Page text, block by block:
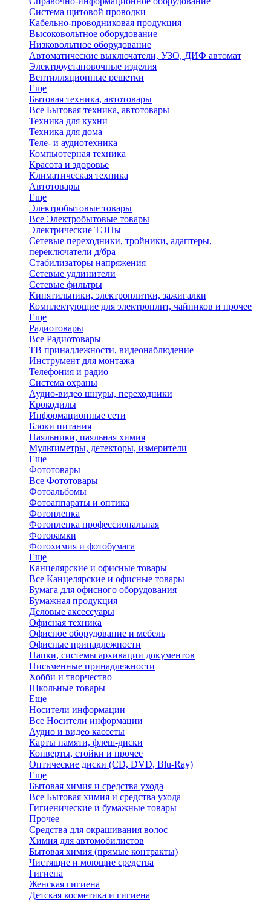
Система щитовой проводки
Кабельно-проводниковая продукция
Высоковольтное оборудование
Низковольтное оборудование
Автоматические выключатели, УЗО, ДИФ автомат
Электроустановочные изделия
Вентилляционные решетки
Еще
Бытовая техника, автотовары
Все Бытовая техника, автотовары
Техника для кухни
Техника для дома
Теле- и аудиотехника
Компьютерная техника
Красота и здоровье
Климатическая техника
Автотовары
Еще
Электробытовые товары
Все Электробытовые товары
Электрические ТЭНы
Сетевые переходники, тройники, адаптеры,
переключатели д/бра
Стабилизаторы напряжения
Сетевые удлинители
Сетевые фильтры
Кипятильники, электроплитки, зажигалки
Комплектующие для электроплит, чайников и прочее
Еще
Радиотовары
Все Радиотовары
ТВ принадлежности, видеонаблюдение
Инструмент для монтажа
Телефония и радио
Система охраны
Аудио-видео шнуры, переходники
Крокодилы
Информационные сети
Блоки питания
Паяльники, паяльная химия
Мультиметры, детекторы, измерители
Еще
Фототовары
Все Фототовары
Фотоальбомы
Фотоаппараты и оптика
Фотопленка
Фотопленка профессиональная
Фоторамки
Фотохимия и фотобумага
Еще
Канцелярские и офисные товары
Все Канцелярские и офисные товары
Бумага для офисного оборудования
Бумажная продукция
Деловые аксессуары
Офисная техника
Офисное оборудование и мебель
Офисные принадлежности
Папки, системы архивации документов
Письменные принадлежности
Хобби и творчество
Школьные товары
Еще
Носители информации
Все Носители информации
Аудио и видео кассеты
Карты памяти, флеш-диски
Конверты, стойки и прочее
Оптические диски (CD, DVD, Blu-Ray)
Еще
Бытовая химия и средства ухода
Все Бытовая химия и средства ухода
Гигиенические и бумажные товары
Прочее
Средства для окрашивания волос
Химия для автомобилистов
Бытовая химия (прямые контракты)
Чистящие и моющие средства
Гигиена
Женская гигиена
Детская косметика и гигиена